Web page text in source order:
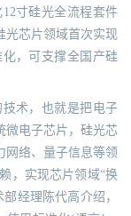
寸硅光全流程套件
光芯片领域首次实现
，可支撑全国产硅
术，也就是把电子
微电子芯片，硅光芯
网络、量子信息等领
，实现芯片领域“换
经理陈代高介绍，